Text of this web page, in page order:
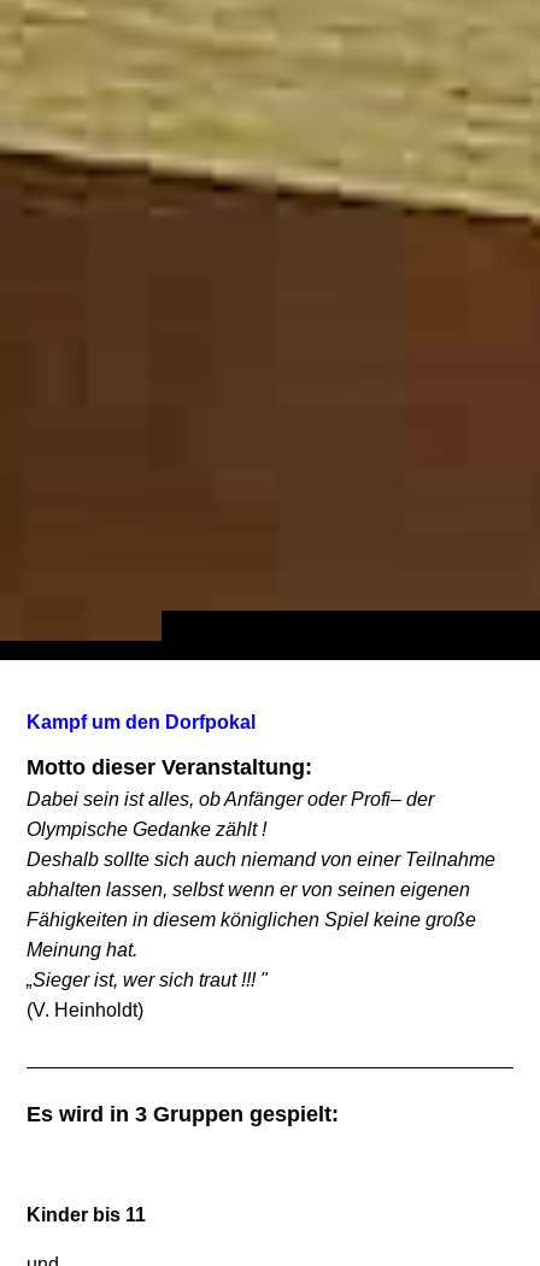
Kampf um den Dorfpokal
Motto dieser Veranstaltung:
Dabei sein ist alles, ob Anfänger oder Profi– der
Olympische Gedanke zählt !
Deshalb sollte sich auch niemand von einer Teilnahme
abhalten lassen, selbst wenn er von seinen eigenen
Fähigkeiten in diesem königlichen Spiel keine große
Meinung hat.
„Sieger ist, wer sich traut !!! "
(V. Heinholdt)
Es wird in 3 Gruppen gespielt:
Kinder bis 11